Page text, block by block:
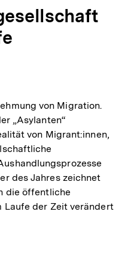
von Migration.
„Asylanten“
von Migrant:innen,
des Jahres zeichnet
die öffentliche
Laufe der Zeit verändert